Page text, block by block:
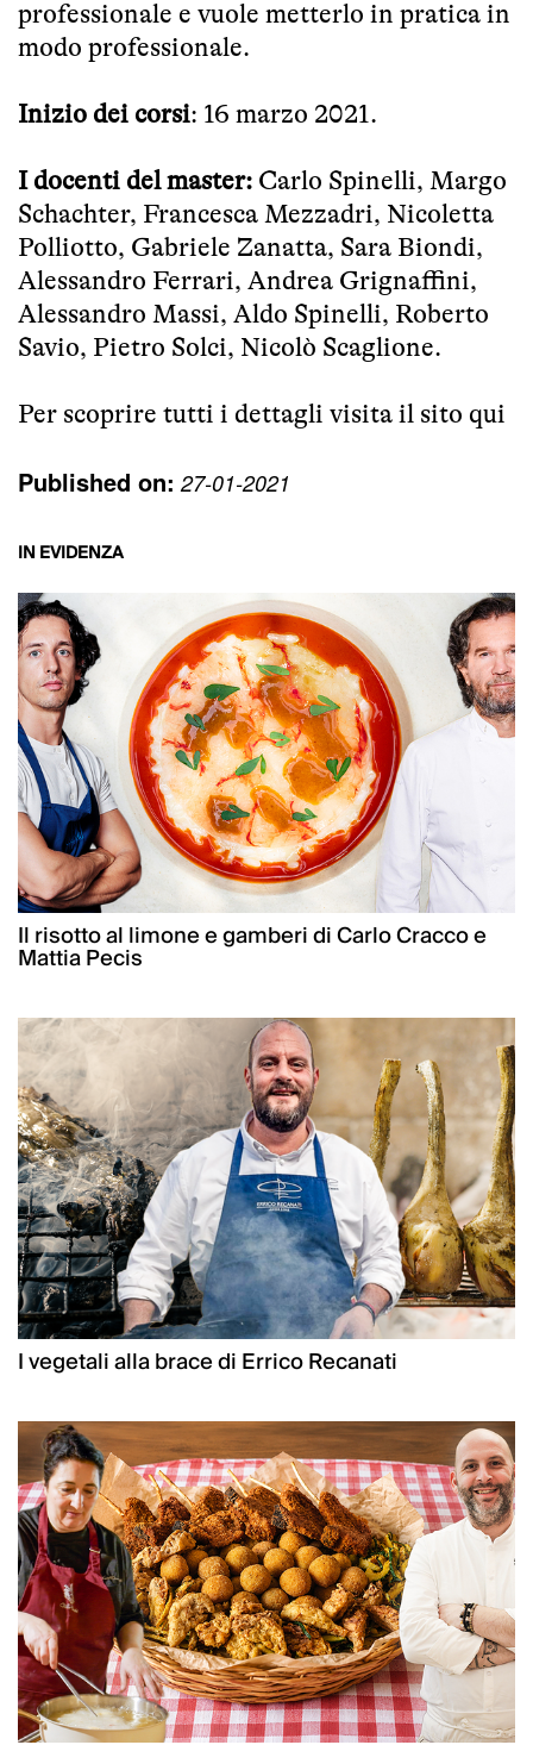
professionale e vuole metterlo in pratica in
modo professionale.
Inizio dei corsi: 16 marzo 2021.
I docenti del master: Carlo Spinelli, Margo
Schachter, Francesca Mezzadri, Nicoletta
Polliotto, Gabriele Zanatta, Sara Biondi,
Alessandro Ferrari, Andrea Grignaffini,
Alessandro Massi, Aldo Spinelli, Roberto
Savio, Pietro Solci, Nicolò Scaglione.
Per scoprire tutti i dettagli visita il sito qui
Published on: 27-01-2021
IN EVIDENZA
Il risotto al limone e gamberi di Carlo Cracco e
Mattia Pecis
I vegetali alla brace di Errico Recanati